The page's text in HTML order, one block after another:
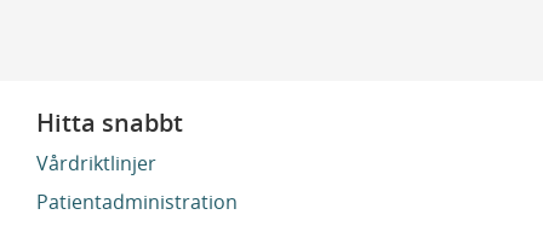
Hitta snabbt
Vårdriktlinjer
Patientadministration